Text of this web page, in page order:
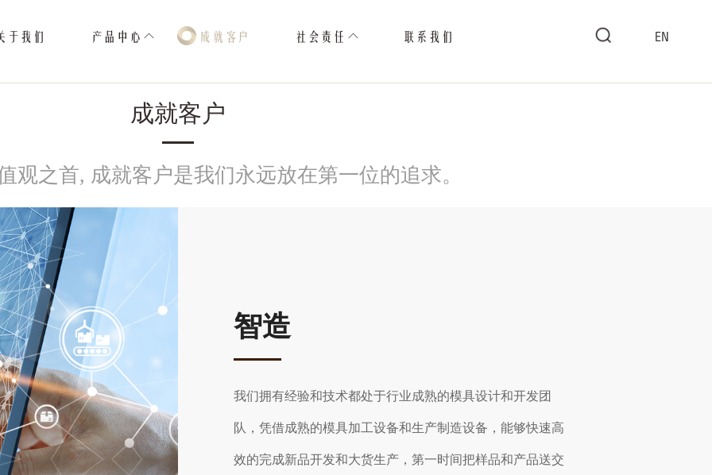
于我们 产品中心 成就客户 社会责任 联系我们 EN
成就客户
观之首, 成就客户是我们永远放在第一位的追求。
智造
我们拥有经验和技术都处于行业成熟的模具设计和开发团
队，凭借成熟的模具加工设备和生产制造设备，能够快速高
效的完成新品开发和大货生产，第一时间把样品和产品送交